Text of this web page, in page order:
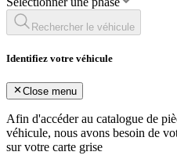
Rechercher le véhicule
Identifiez votre véhicule
Close menu
Afin d'accéder au catalogue de
véhicule, nous avons besoin de
sur votre carte grise